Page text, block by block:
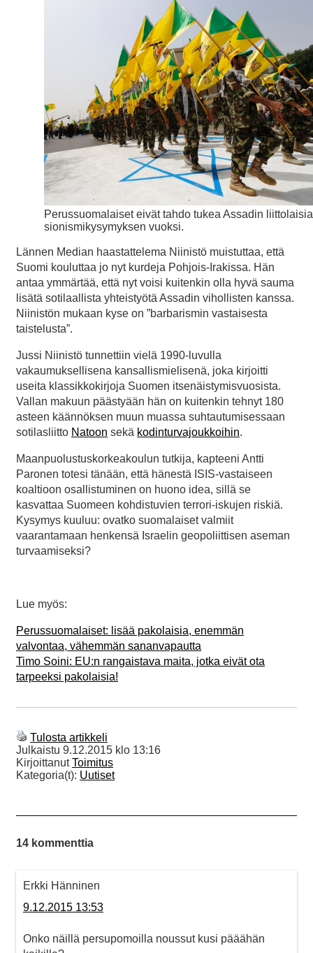
Perussuomalaiset eivät tahdo tukea Assadin liittolaisia
sionismikysymyksen vuoksi.
Lännen Median haastattelema Niinistö muistuttaa, että
Suomi kouluttaa jo nyt kurdeja Pohjois-Irakissa. Hän
antaa ymmärtää, että nyt voisi kuitenkin olla hyvä sauma
lisätä sotilaallista yhteistyötä Assadin vihollisten kanssa.
Niinistön mukaan kyse on ”barbarismin vastaisesta
taistelusta”.
Jussi Niinistö tunnettiin vielä 1990-luvulla
vakaumuksellisena kansallismielisenä, joka kirjoitti
useita klassikkokirjoja Suomen itsenäistymisvuosista.
Vallan makuun päästyään hän on kuitenkin tehnyt 180
asteen käännöksen muun muassa suhtautumisessaan
sotilasliitto Natoon sekä kodinturvajoukkoihin.
Maanpuolustuskorkeakoulun tutkija, kapteeni Antti
Paronen totesi tänään, että hänestä ISIS-vastaiseen
koaltioon osallistuminen on huono idea, sillä se
kasvattaa Suomeen kohdistuvien terrori-iskujen riskiä.
Kysymys kuuluu: ovatko suomalaiset valmiit
vaarantamaan henkensä Israelin geopoliittisen aseman
turvaamiseksi?
Lue myös:
Perussuomalaiset: lisää pakolaisia, enemmän
valvontaa, vähemmän sananvapautta
Timo Soini: EU:n rangaistava maita, jotka eivät ota
tarpeeksi pakolaisia!
Tulosta artikkeli
Julkaistu 9.12.2015 klo 13:16
KirjoittanutToimitus
Kategoria(t): Uutiset
14 kommenttia
Erkki Hänninen
9.12.2015 13:53
Onko näillä persupomoilla noussut kusi pääähän